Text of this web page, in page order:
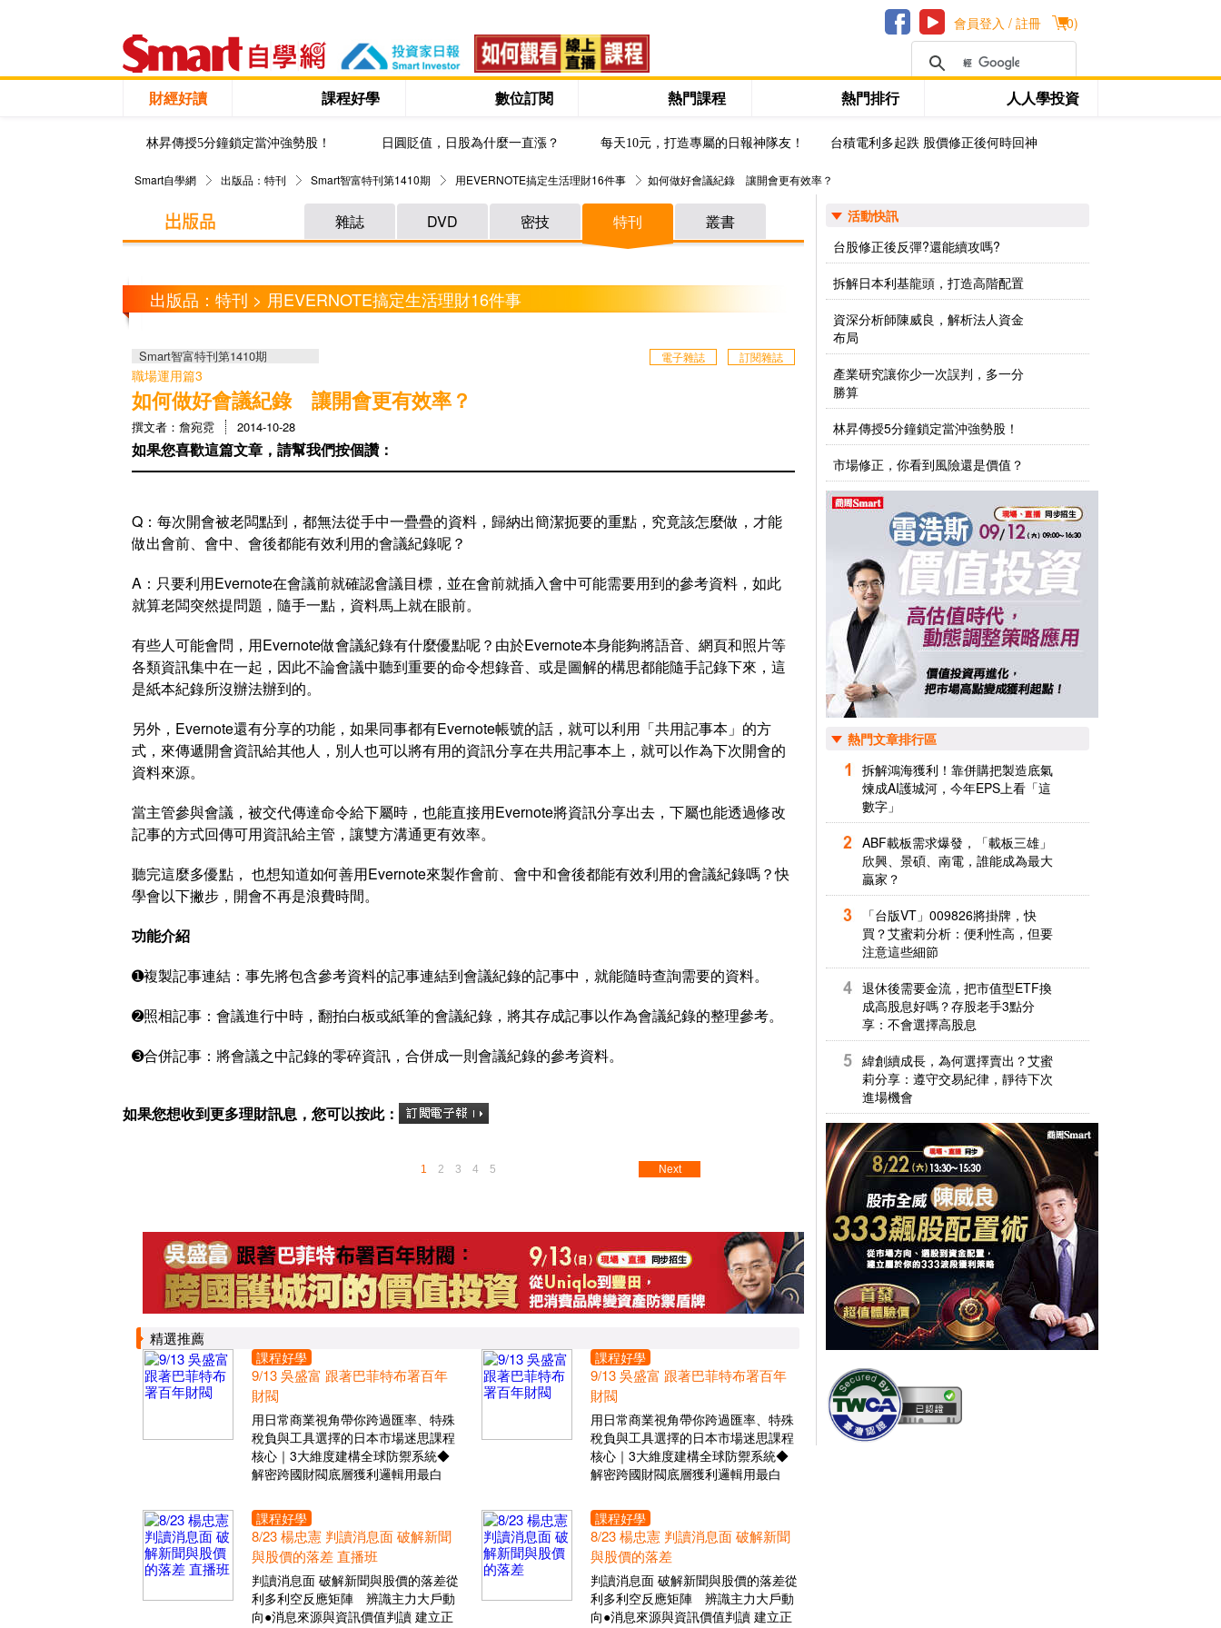
(0)
會員登入 / 註冊
財經好讀 課程好學 數位訂閱 熱門課程 熱門排行 人人學投資
林昇傳授5分鐘鎖定當沖強勢股！ 日圓貶值，日股為什麼一直漲？ 每天10元，打造專屬的日報神隊友！ 台積電利多起跌 股價修正後何時回神
Smart自學網 出版品：特刊 Smart智富特刊第1410期 用EVERNOTE搞定生活理財16件事 如何做好會議紀錄 讓開會更有效率？
雜誌 DVD 密技 特刊 叢書
出版品：特刊 > 用EVERNOTE搞定生活理財16件事
訂閱雜誌
電子雜誌
Smart智富特刊第1410期
職場運用篇3
如何做好會議紀錄 讓開會更有效率？
撰文者：詹宛霓 2014-10-28
如果您喜歡這篇文章，請幫我們按個讚：
Q：每次開會被老闆點到，都無法從手中一疊疊的資料，歸納出簡潔扼要的重點，究竟該怎麼做，才能
做出會前、會中、會後都能有效利用的會議紀錄呢？
A：只要利用Evernote在會議前就確認會議目標，並在會前就插入會中可能需要用到的參考資料，如此
就算老闆突然提問題，隨手一點，資料馬上就在眼前。
有些人可能會問，用Evernote做會議紀錄有什麼優點呢？由於Evernote本身能夠將語音、網頁和照片等
各類資訊集中在一起，因此不論會議中聽到重要的命令想錄音、或是圖解的構思都能隨手記錄下來，這
是紙本紀錄所沒辦法辦到的。
另外，Evernote還有分享的功能，如果同事都有Evernote帳號的話，就可以利用「共用記事本」的方
式，來傳遞開會資訊給其他人，別人也可以將有用的資訊分享在共用記事本上，就可以作為下次開會的
資料來源。
當主管參與會議，被交代傳達命令給下屬時，也能直接用Evernote將資訊分享出去，下屬也能透過修改
記事的方式回傳可用資訊給主管，讓雙方溝通更有效率。
聽完這麼多優點， 也想知道如何善用Evernote來製作會前、會中和會後都能有效利用的會議紀錄嗎？快
學會以下撇步，開會不再是浪費時間。
功能介紹
➊複製記事連結：事先將包含參考資料的記事連結到會議紀錄的記事中，就能隨時查詢需要的資料。
➋照相記事：會議進行中時，翻拍白板或紙筆的會議紀錄，將其存成記事以作為會議紀錄的整理參考。
➌合併記事：將會議之中記錄的零碎資訊，合併成一則會議紀錄的參考資料。
如果您想收到更多理財訊息，您可以按此：
1 2 3 4 5 Next
精選推薦
課程好學
9/13 吳盛富 跟著巴菲特布署百年
財閥
用日常商業視角帶你跨過匯率、特殊
稅負與工具選擇的日本市場迷思課程
核心｜3大維度建構全球防禦系統◆
解密跨國財閥底層獲利邏輯用最白
課程好學
9/13 吳盛富 跟著巴菲特布署百年
財閥
用日常商業視角帶你跨過匯率、特殊
稅負與工具選擇的日本市場迷思課程
核心｜3大維度建構全球防禦系統◆
解密跨國財閥底層獲利邏輯用最白
課程好學
8/23 楊忠憲 判讀消息面 破解新聞
與股價的落差 直播班
判讀消息面 破解新聞與股價的落差從
利多利空反應矩陣 辨識主力大戶動
向●消息來源與資訊價值判讀 建立正
課程好學
8/23 楊忠憲 判讀消息面 破解新聞
與股價的落差
判讀消息面 破解新聞與股價的落差從
利多利空反應矩陣 辨識主力大戶動
向●消息來源與資訊價值判讀 建立正
活動快訊
台股修正後反彈?還能續攻嗎?
拆解日本利基龍頭，打造高階配置
資深分析師陳威良，解析法人資金
布局
產業研究讓你少一次誤判，多一分
勝算
林昇傳授5分鐘鎖定當沖強勢股！
市場修正，你看到風險還是價值？
熱門文章排行區
拆解鴻海獲利！靠併購把製造底氣
煉成AI護城河，今年EPS上看「這
數字」
ABF載板需求爆發，「載板三雄」
欣興、景碩、南電，誰能成為最大
贏家？
「台版VT」009826將掛牌，快
買？艾蜜莉分析：便利性高，但要
注意這些細節
退休後需要金流，把市值型ETF換
成高股息好嗎？存股老手3點分
享：不會選擇高股息
緯創續成長，為何選擇賣出？艾蜜
莉分享：遵守交易紀律，靜待下次
進場機會